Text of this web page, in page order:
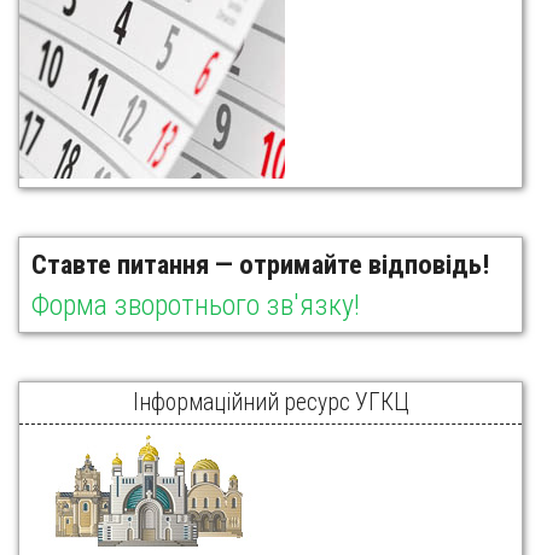
Ставте питання — отримайте відповідь!
Форма зворотнього зв'язку!
Інформаційний ресурс УГКЦ